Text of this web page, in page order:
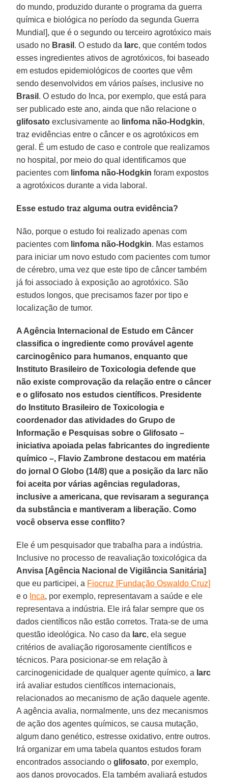
do mundo, produzido durante o programa da guerra
química e biológica no período da segunda Guerra
Mundial], que é o segundo ou terceiro agrotóxico mais
usado no Brasil . O estudo da Iarc, que contém todos
esses ingredientes ativos de agrotóxicos, foi baseado
em estudos epidemiológicos de coortes que vêm
sendo desenvolvidos em vários países, inclusive no
Brasil . O estudo do Inca, por exemplo, que está para
ser publicado este ano, ainda que não relacione o
glifosato exclusivamente ao linfoma não-Hodgkin,
traz evidências entre o câncer e os agrotóxicos em
geral. É um estudo de caso e controle que realizamos
no hospital, por meio do qual identificamos que
pacientes com linfoma não-Hodgkin foram expostos
a agrotóxicos durante a vida laboral.
Esse estudo traz alguma outra evidência?
Não, porque o estudo foi realizado apenas com
pacientes com linfoma não-Hodgkin. Mas estamos
para iniciar um novo estudo com pacientes com tumor
de cérebro, uma vez que este tipo de câncer também
já foi associado à exposição ao agrotóxico. São
estudos longos, que precisamos fazer por tipo e
localização de tumor.
A Agência Internacional de Estudo em Câncer
classifica o ingrediente como provável agente
carcinogênico para humanos, enquanto que
Instituto Brasileiro de Toxicologia defende que
não existe comprovação da relação entre o câncer
e o glifosato nos estudos científicos. Presidente
do Instituto Brasileiro de Toxicologia e
coordenador das atividades do Grupo de
Informação e Pesquisas sobre o Glifosato –
iniciativa apoiada pelas fabricantes do ingrediente
químico –, Flavio Zambrone destacou em matéria
do jornal O Globo (14/8) que a posição da Iarc não
foi aceita por várias agências reguladoras,
inclusive a americana, que revisaram a segurança
da substância e mantiveram a liberação. Como
você observa esse conflito?
Ele é um pesquisador que trabalha para a indústria.
Inclusive no processo de reavaliação toxicológica da
Anvisa [Agência Nacional de Vigilância Sanitária]
que eu participei, a Fiocruz [Fundação Oswaldo Cruz]
e o Inca, por exemplo, representavam a saúde e ele
representava a indústria. Ele irá falar sempre que os
dados científicos não estão corretos. Trata-se de uma
questão ideológica. No caso da Iarc, ela segue
critérios de avaliação rigorosamente científicos e
técnicos. Para posicionar-se em relação à
carcinogenicidade de qualquer agente químico, a Iarc
irá avaliar estudos científicos internacionais,
relacionados ao mecanismo de ação daquele agente.
A agência avalia, normalmente, uns dez mecanismos
de ação dos agentes químicos, se causa mutação,
algum dano genético, estresse oxidativo, entre outros.
Irá organizar em uma tabela quantos estudos foram
encontrados associando oglifosato, por exemplo,
aos danos provocados. Ela também avaliará estudos